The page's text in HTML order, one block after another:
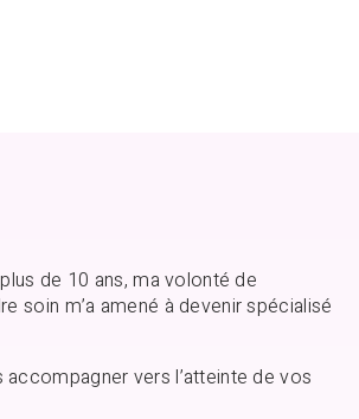
de 10 ans, ma volonté de
soin m’a amené à devenir spécialisé
vers l’atteinte de vos